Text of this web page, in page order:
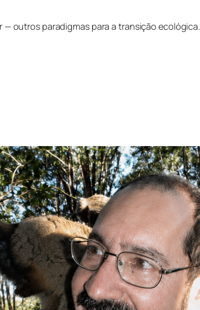
outros paradigmas para a transição ecológica.